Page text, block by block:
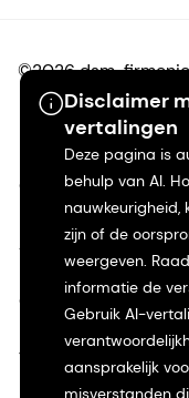
Disclaimer
vertalingen
Deze pagina is
behulp van AI.
nauwkeurigheid,
zijn of de
weergeven.
informatie de
Gebruik AI-
aansprakelijk
misverstanden
©2026 dsm-
Privacyverklaring
Algemene
Californië